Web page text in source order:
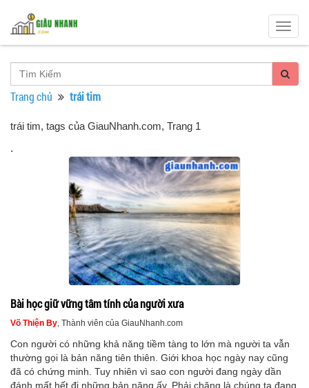
Trang chủ trái tim
trái tim, tags của GiauNhanh.com, Trang 1
.
Bài học giữ vững tâm tính của người xưa
Võ Thiện By, Thành viên của GiauNhanh.com
Con người có những khả năng tiềm tàng to lớn mà người ta vẫn
thường gọi là bản năng tiên thiên. Giới khoa học ngày nay cũng
đã có chứng minh. Tuy nhiên vì sao con người đang ngày dần
đánh mất hết đi những bản năng ấy. Phải chăng là chúng ta đang